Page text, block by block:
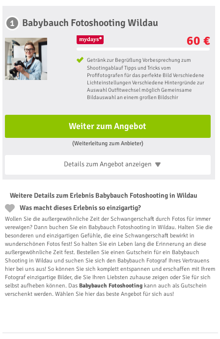
1 Babybauch Fotoshooting Wildau
60 €
Getränk zur Begrüßung Vorbesprechung zum
Shootingablauf Tipps und Tricks vom
Profifotografen für das perfekte Bild Verschiedene
Lichteinstellungen Verschiedene Hintergründe zur
Auswahl Outfitwechsel möglich Gemeinsame
Bildauswahl an einem großen Bildschir
Weiter zum Angebot
(Weiterleitung zum Anbieter)
Details zum Angebotanzeigen
Weitere Details zum Erlebnis Babybauch Fotoshooting in Wildau
Was macht dieses Erlebnis so einzigartig?
Wollen Sie die außergewöhnliche Zeit der Schwangerschaft durch Fotos für immer
verewigen? Dann buchen Sie ein Babybauch Fotoshooting in Wildau. Halten Sie die
besonderen und einzigartigen Gefühle, die eine Schwangerschaft bewirkt in
wunderschönen Fotos fest! So halten Sie ein Leben lang die Erinnerung an diese
außergewöhnliche Zeit fest. Bestellen Sie einen Gutschein für ein Babybauch
Shooting in Wildau und suchen Sie sich den Babybauch Fotograf Ihres Vertrauens
hier bei uns aus! So können Sie sich komplett entspannen und erschaffen mit Ihrem
Fotograf einzigartige Bilder, die Sie Ihren Liebsten zuhause zeigen oder Sie für sich
selbst aufheben können. Das Babybauch Fotoshooting kann auch als Gutschein
verschenkt werden. Wählen Sie hier das beste Angebot für sich aus!